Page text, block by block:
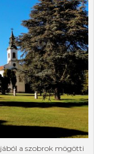
a szobrok mögötti